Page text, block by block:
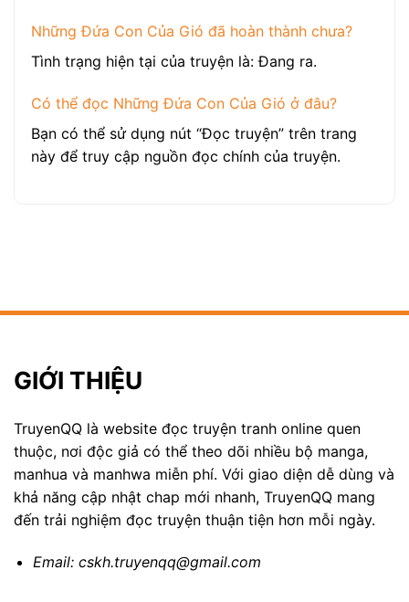
Những Đứa Con Của Gió đã hoàn thành chưa?
Tình trạng hiện tại của truyện là: Đang ra.
Có thể đọc Những Đứa Con Của Gió ở đâu?
Bạn có thể sử dụng nút “Đọc truyện” trên trang
này để truy cập nguồn đọc chính của truyện.
GIỚI THIỆU
TruyenQQ là website đọc truyện tranh online quen
thuộc, nơi độc giả có thể theo dõi nhiều bộ manga,
manhua và manhwa miễn phí. Với giao diện dễ dùng và
khả năng cập nhật chap mới nhanh, TruyenQQ mang
đến trải nghiệm đọc truyện thuận tiện hơn mỗi ngày.
Email: cskh.truyenqq@gmail.com